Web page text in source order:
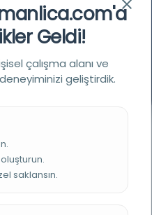
Üniversitesi
Geldi!
çalışma alanı ve
geliştirdik.
oluşturun.
saklansın.